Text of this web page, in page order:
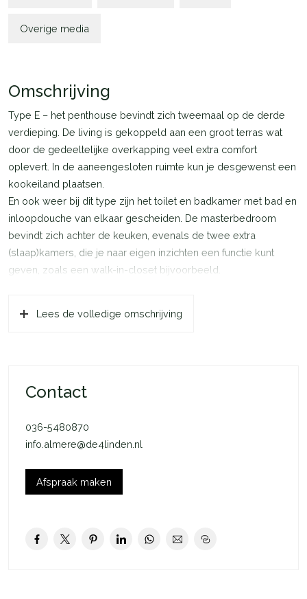
Overige media
Omschrijving
Type E – het penthouse bevindt zich tweemaal op de derde
verdieping. De living is gekoppeld aan een groot terras wat
door de gedeeltelijke overkapping veel extra comfort
oplevert. In de aaneengesloten ruimte kun je desgewenst een
kookeiland plaatsen.
En ook weer bij dit type zijn het toilet en badkamer met bad en
inloopdouche van elkaar gescheiden. De masterbedroom
bevindt zich achter de keuken, evenals de twee extra
(slaap)kamers, die je naar eigen inzichten een functie kunt
geven, zoals een walk-in-closet bijvoorbeeld.
Lees de volledige omschrijving
Contact
036-5480870
info.almere@de4linden.nl
Afspraak maken